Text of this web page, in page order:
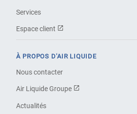
Services
Espace client
À PROPOS D'AIR LIQUIDE
Nous contacter
Air Liquide Groupe
Actualités